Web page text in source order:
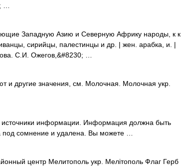
…
Западную Азию и Северную Африку народы, к к
сирийцы, палестинцы и др. | жен. арабка, и. |
С.И. Ожегов,&#8230; …
и другие значения, см. Молочная. Молочная укр.
источники информации. Информация должна быть
сомнение и удалена. Вы можете …
центр Мелитополь укр. Мелітополь Флаг Герб